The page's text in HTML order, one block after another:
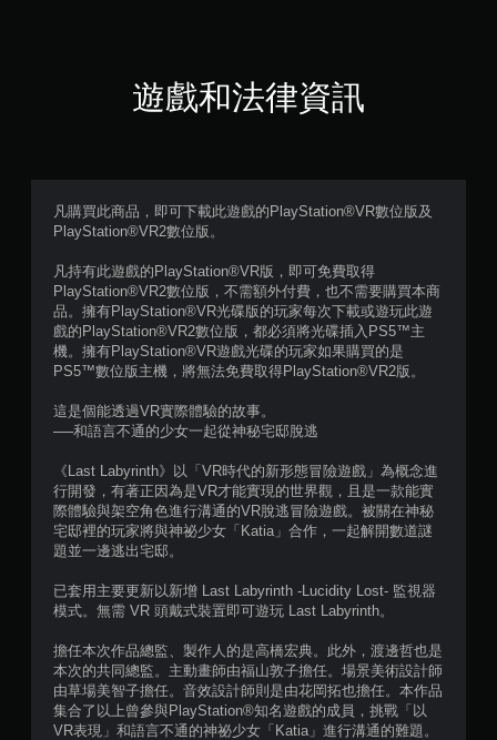
分
顆
星
）
共
2
9
6
評
分
遊戲和法律資訊
凡購買此商品，即可下載此遊戲的PlayStation®VR數位版及
PlayStation®VR2數位版。
凡持有此遊戲的PlayStation®VR版，即可免費取得
PlayStation®VR2數位版，不需額外付費，也不需要購買本商
品。擁有PlayStation®VR光碟版的玩家每次下載或遊玩此遊
戲的PlayStation®VR2數位版，都必須將光碟插入PS5™主
機。擁有PlayStation®VR遊戲光碟的玩家如果購買的是
PS5™數位版主機，將無法免費取得PlayStation®VR2版。
這是個能透過VR實際體驗的故事。
──和語言不通的少女一起從神秘宅邸脫逃
《Last Labyrinth》以「VR時代的新形態冒險遊戲」為概念進
行開發，有著正因為是VR才能實現的世界觀，且是一款能實
際體驗與架空角色進行溝通的VR脫逃冒險遊戲。被關在神秘
宅邸裡的玩家將與神祕少女「Katia」合作，一起解開數道謎
題並一邊逃出宅邸。
已套用主要更新以新增 Last Labyrinth -Lucidity Lost- 監視器
模式。無需 VR 頭戴式裝置即可遊玩 Last Labyrinth。
擔任本次作品總監、製作人的是高橋宏典。此外，渡邊哲也是
本次的共同總監。主動畫師由福山敦子擔任。場景美術設計師
由草場美智子擔任。音效設計師則是由花岡拓也擔任。本作品
集合了以上曾參與PlayStation®知名遊戲的成員，挑戰「以
VR表現」和語言不通的神祕少女「Katia」進行溝通的難題。